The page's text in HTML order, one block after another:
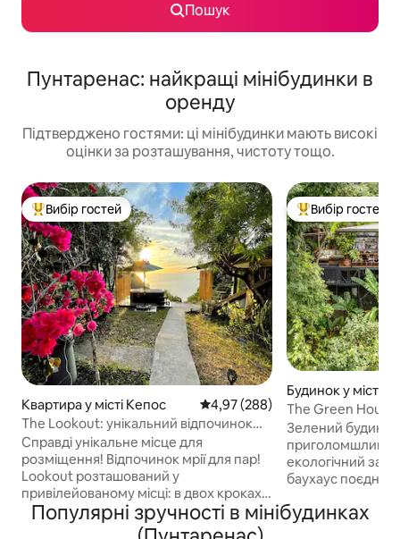
Пошук
Пунтаренас: найкращі мінібудинки в
оренду
Підтверджено гостями: ці мінібудинки мають високі
оцінки за розташування, чистоту тощо.
Топ вибір гостей
Вибір гостей
Квартира у місті Кепос Середня оцінка: 4,97 з 5,
4,97 (288)
The Lookout: унікальний відпочинок
для пар
Справді унікальне місце для
розміщення! Відпочинок мрії для пар!
Lookout розташований у
привілейованому місці: в двох кроках
від краю скелі з видом на
приголомшливе узбережжя Кепоса/
Топ вибір гостей
Вибір гостей
Будинок у місті
a de Cobano
The Green House
приватний
Зелений
приголомшливі
екологічний захід
баухаус поєднує
будинок
над пляжем
Популярні зручності в мінібудинках